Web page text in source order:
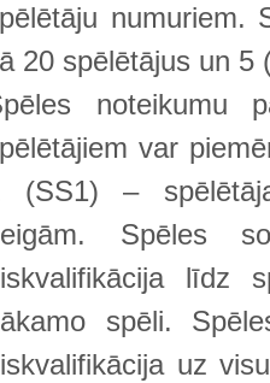
numuriem.
20 spēlētājus un 5
noteikumu
var
(SS1) –
Spēles
līdz
spēli.
uz